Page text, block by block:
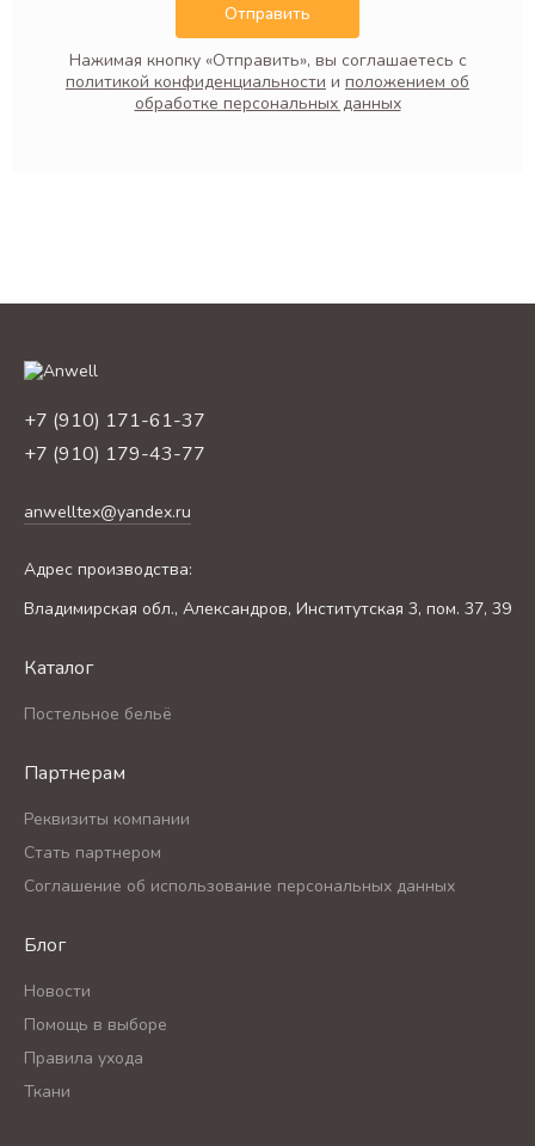
Нажимая кнопку «Отправить», вы соглашаетесь с
политикой конфиденциальности и положением об
обработке персональных данных
Отправить
+7 (910) 171-61-37
+7 (910) 179-43-77
anwelltex@yandex.ru
Адрес производства:
Владимирская обл., Александров, Институтская 3, пом. 37, 39
Каталог
Постельное бельё
Партнерам
Реквизиты компании
Стать партнером
Соглашение об использование персональных данных
Блог
Новости
Помощь в выборе
Правила ухода
Ткани